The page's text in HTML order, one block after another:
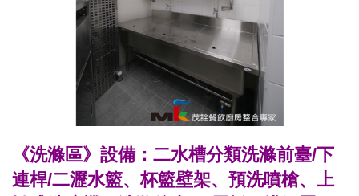
《洗滌區》設備：二水槽分類洗滌前臺/下
連桿/二瀝水籃、杯籃壁架、預洗噴槍、上